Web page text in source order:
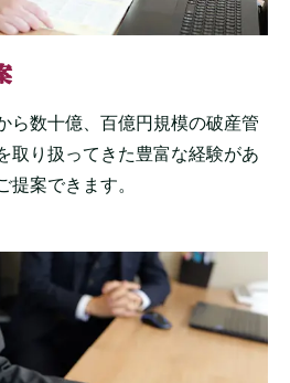
ら数十億、百億円規模の破産管
取り扱ってきた豊富な経験があ
提案できます。